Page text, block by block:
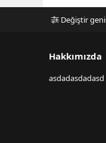
Değiştir
Hakkımızda
asdadasdadasd